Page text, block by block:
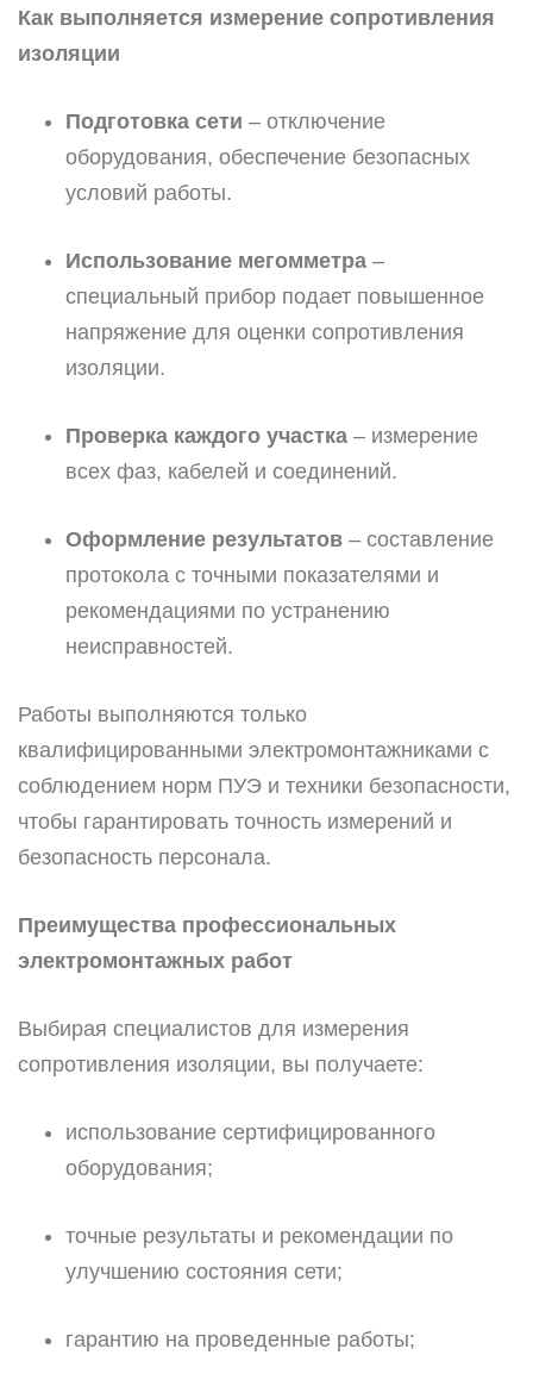
Как выполняется измерение сопротивления
изоляции
Подготовка сети – отключение
оборудования, обеспечение безопасных
условий работы.
Использование мегомметра –
специальный прибор подает повышенное
напряжение для оценки сопротивления
изоляции.
Проверка каждого участка – измерение
всех фаз, кабелей и соединений.
Оформление результатов – составление
протокола с точными показателями и
рекомендациями по устранению
неисправностей.
Работы выполняются только
квалифицированными электромонтажниками с
соблюдением норм ПУЭ и техники безопасности,
чтобы гарантировать точность измерений и
безопасность персонала.
Преимущества профессиональных
электромонтажных работ
Выбирая специалистов для измерения
сопротивления изоляции, вы получаете:
использование сертифицированного
оборудования;
точные результаты и рекомендации по
улучшению состояния сети;
гарантию на проведенные работы;